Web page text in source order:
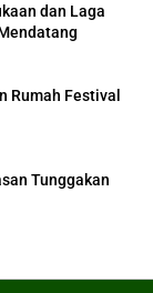
dan Laga
Rumah Festival
Tunggakan